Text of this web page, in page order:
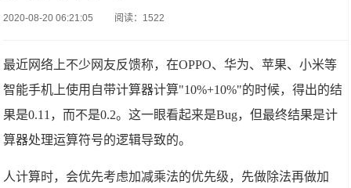
2020-08-20 06:21:05 阅读：1522
最近网络上不少网友反馈称，在OPPO、华为、苹果、小米等
智能手机上使用自带计算器计算"10%+10%"的时候，得出的结
果是0.11，而不是0.2。这一眼看起来是Bug，但最终结果是计
算器处理运算符号的逻辑导致的。
人计算时，会优先考虑加减乘法的优先级，先做除法再做加